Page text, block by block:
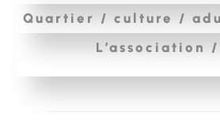
Quartier / culture /
L’association